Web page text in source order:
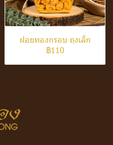
ฝอยทองกรอบ ถุงเล็ก
฿110